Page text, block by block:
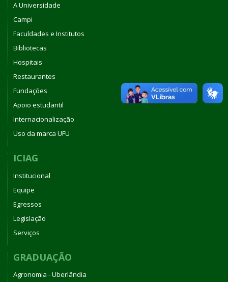
A Universidade
Campi
Faculdades e Institutos
Bibliotecas
Hospitais
Restaurantes
Fundações
Apoio estudantil
Internacionalização
Uso da marca UFU
ICIAG
Institucional
Equipe
Egressos
Legislação
Serviços
GRADUAÇÃO
Agronomia - Uberlândia